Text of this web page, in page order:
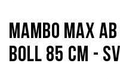
MAMBO Max
Boll 85 cm -